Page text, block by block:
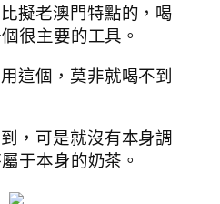
擬老澳門特點的，喝
很主要的工具。
這個，莫非就喝不到
，可是就沒有本身調
于本身的奶茶。